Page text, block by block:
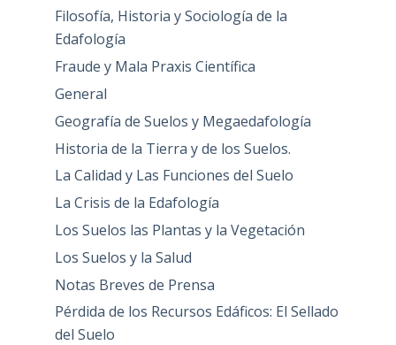
Filosofía, Historia y Sociología de la
Edafología
Fraude y Mala Praxis Científica
General
Geografía de Suelos y Megaedafología
Historia de la Tierra y de los Suelos.
La Calidad y Las Funciones del Suelo
La Crisis de la Edafología
Los Suelos las Plantas y la Vegetación
Los Suelos y la Salud
Notas Breves de Prensa
Pérdida de los Recursos Edáficos: El Sellado
del Suelo